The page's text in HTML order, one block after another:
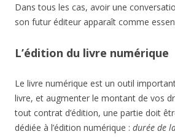
Dans tous les cas, avoir une
son futur éditeur apparaît comme
L’édition du livre numérique
Le livre numérique est un outil
livre, et augmenter le montant de vos
tout contrat d’édition, une partie doit
dédiée à l’édition numérique : durée de